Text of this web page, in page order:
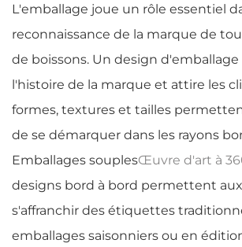
L'emballage joue un rôle essentiel
reconnaissance de la marque de
de boissons. Un design
l'histoire de la marque et attire les
formes, textures et tailles
de se démarquer dans les rayons
Emballages souplesŒuvre d'art à
designs bord à bord permettent
s'affranchir des étiquettes
emballages saisonniers ou en